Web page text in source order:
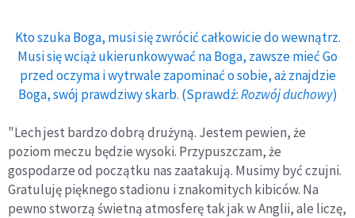
Kto szuka Boga, musi się zwrócić całkowicie do wewnątrz.
Musi się wciąż ukierunkowywać na Boga, zawsze mieć Go
przed oczyma i wytrwale zapominać o sobie, aż znajdzie
Boga, swój prawdziwy skarb. (Sprawdź:Rozwój duchowy)
"Lech jest bardzo dobrą drużyną. Jestem pewien, że
poziom meczu będzie wysoki. Przypuszczam, że
gospodarze od początku nas zaatakują. Musimy być czujni.
Gratuluję pięknego stadionu i znakomitych kibiców. Na
pewno stworzą świetną atmosferę tak jak w Anglii, ale liczę,